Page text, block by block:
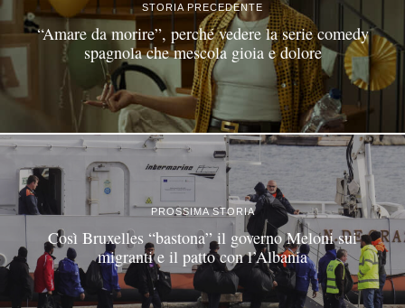
STORIA PRECEDENTE
“Amare da morire”, perché vedere la serie comedy
spagnola che mescola gioia e dolore
PROSSIMA STORIA
Così Bruxelles “bastona” il governo Meloni sui
migranti e il patto con l’Albania